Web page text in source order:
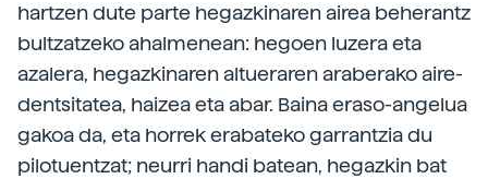
hartzen dute parte hegazkinaren airea beherantz
bultzatzeko ahalmenean: hegoen luzera eta
azalera, hegazkinaren altueraren araberako aire-
dentsitatea, haizea eta abar. Baina eraso-angelua
gakoa da, eta horrek erabateko garrantzia du
pilotuentzat; neurri handi batean, hegazkin bat